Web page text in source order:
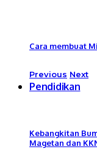
Cara membuat
Previous Next
Pendidikan
Kebangkitan
Magetan dan